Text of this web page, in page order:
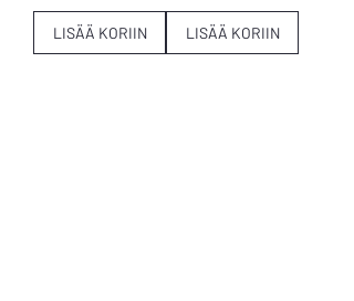
LISÄÄ KORIIN LISÄÄ KORIIN